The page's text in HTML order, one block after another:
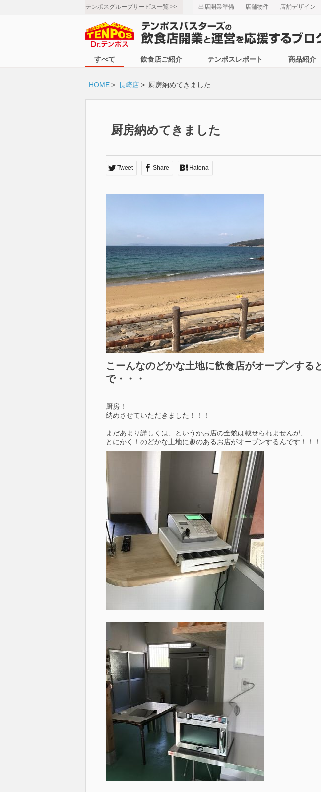
テンポスグループサービス一覧 >> 出店開業準備 店舗物件 店舗デザイン
すべて 飲食店ご紹介 テンポスレポート 商品紹介
HOME> 長崎店> 厨房納めてきました
厨房納めてきました
Tweet Share Hatena
こーんなのどかな土地に飲食店がオープンする
で・・・
厨房！
納めさせていただきました！！！
まだあまり詳しくは、というかお店の全貌は載せられませんが、
とにかく！のどかな土地に趣のあるお店がオープンするんです！！！